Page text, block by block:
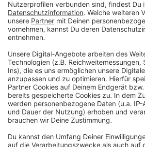
©Filmfestival Münster
Regisseur Quarxx beim 18.
Der Preis für die Beste Regie im
Spielfilmwettbewerb, dotiert mit 5.000
den französischen Regisseur Quarxx
Spielfilmdebüt „Tous les dieux du
große Erfolge bei renommierten